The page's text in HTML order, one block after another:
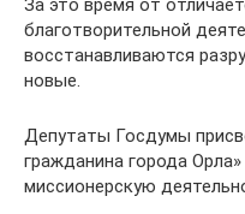
За это время от
благотворительной
восстанавливаются
новые.
Депутаты Госдумы
гражданина города
миссионерскую